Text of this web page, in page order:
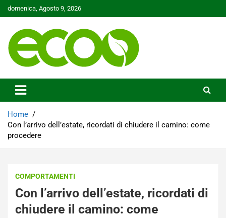
Skip
to
domenica, Agosto 9, 2026
Ecoo.it
Home
Con l’arrivo dell’estate, ricordati di chiudere il camino: come
procedere
COMPORTAMENTI
Con l’arrivo dell’estate, ricordati di
chiudere il camino: come